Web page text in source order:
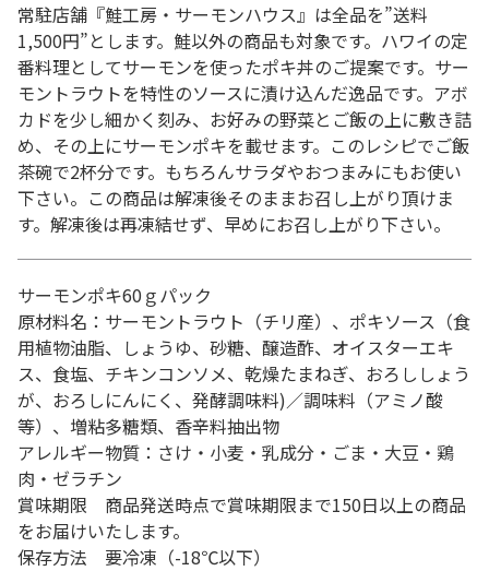
常駐店舗『鮭工房・サーモンハウス』は全品を”送料
1,500円”とします。鮭以外の商品も対象です。ハワイの定
番料理としてサーモンを使ったポキ丼のご提案です。サー
モントラウトを特性のソースに漬け込んだ逸品です。アボ
カドを少し細かく刻み、お好みの野菜とご飯の上に敷き詰
め、その上にサーモンポキを載せます。このレシピでご飯
茶碗で2杯分です。もちろんサラダやおつまみにもお使い
下さい。この商品は解凍後そのままお召し上がり頂けま
す。解凍後は再凍結せず、早めにお召し上がり下さい。
サーモンポキ60ｇパック
原材料名：サーモントラウト（チリ産）、ポキソース（食
用植物油脂、しょうゆ、砂糖、醸造酢、オイスターエキ
ス、食塩、チキンコンソメ、乾燥たまねぎ、おろししょう
が、おろしにんにく、発酵調味料)／調味料（アミノ酸
等）、増粘多糖類、香辛料抽出物
アレルギー物質：さけ・小麦・乳成分・ごま・大豆・鶏
肉・ゼラチン
賞味期限 商品発送時点で賞味期限まで150日以上の商品
をお届けいたします。
保存方法 要冷凍（-18℃以下）